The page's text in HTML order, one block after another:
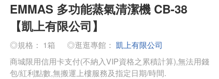
EMMAS 多功能蒸氣清潔機 CB-38
【凱上有限公司】
◎規格： 1箱 ◎逛逛專館： 凱上有限公司
商城限用信用卡支付(不納入VIP資格之累積計算),無法用錢
包/紅利點數,無搬運上樓服務及指定日期/時間.